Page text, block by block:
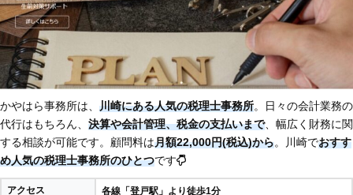
かやはら事務所は、 川崎にある人気の税理士事務所。日々の会計業務の
代行はもちろん、 決算や会計管理、税金の支払いまで、幅広く財務に関
する相談が可能です。顧問料は月額22,000円(税込)から。川崎でおすす
め人気の税理士事務所のひとつです
アクセス 各線「登戸駅」より徒歩1分